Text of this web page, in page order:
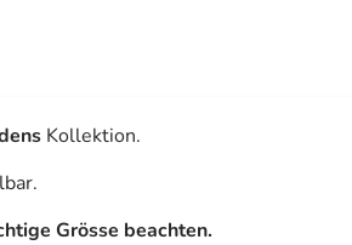
Kollektion.
Grösse beachten.